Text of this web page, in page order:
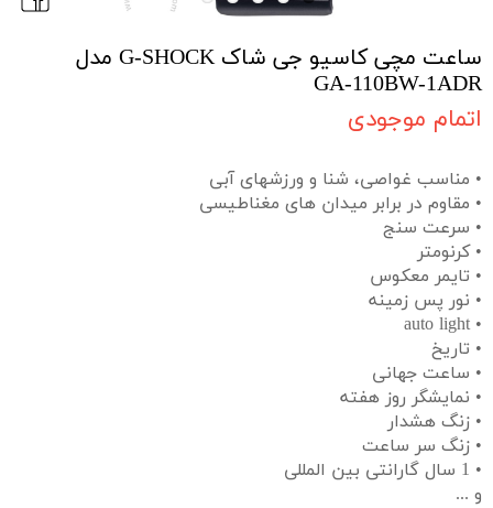
ساعت مچی کاسیو جی شاک G-SHOCK مدل
GA-110BW-1ADR
اتمام موجودی
• مناسب غواصی، شنا و ورزشهای آبی
• مقاوم در برابر میدان های مغناطیسی
• سرعت سنج
• کرنومتر
• تایمر معکوس
• نور پس زمینه
• auto light
• تاریخ
• ساعت جهانی
• نمایشگر روز هفته
• زنگ هشدار
• زنگ سر ساعت
• 1 سال گارانتی بین المللی
و ...